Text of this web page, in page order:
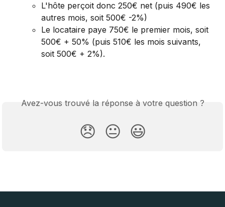
L'hôte perçoit donc 250€ net (puis 490€ les
autres mois, soit 500€ -2%)
Le locataire paye 750€ le premier mois, soit
500€ + 50% (puis 510€ les mois suivants,
soit 500€ + 2%).
Avez-vous trouvé la réponse à votre question ?
😞 😐 😃